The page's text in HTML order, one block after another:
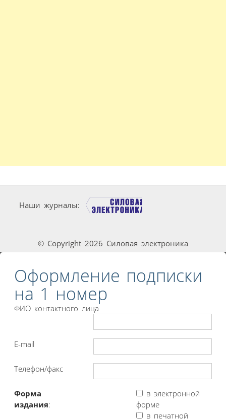
Наши журналы:
© Copyright 2026 Силовая электроника
Оформление подписки
на 1 номер
ФИО контактного лица
E-mail
Телефон/факс
Форма
издания:
в электронной
форме
в печатной